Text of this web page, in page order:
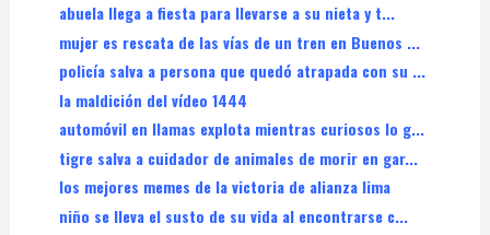
abuela llega a fiesta para llevarse a su nieta y t...
mujer es rescata de las vías de un tren en Buenos ...
policía salva a persona que quedó atrapada con su ...
la maldición del vídeo 1444
automóvil en llamas explota mientras curiosos lo g...
tigre salva a cuidador de animales de morir en gar...
los mejores memes de la victoria de alianza lima
niño se lleva el susto de su vida al encontrarse c...